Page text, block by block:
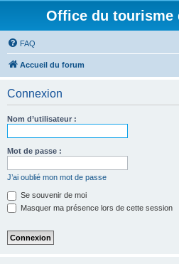
Office du tourisme
FAQ
Accueil du forum
Connexion
Nom d’utilisateur :
Mot de passe :
J’ai oublié mon mot de passe
Se souvenir de moi
Masquer ma présence lors de cette session